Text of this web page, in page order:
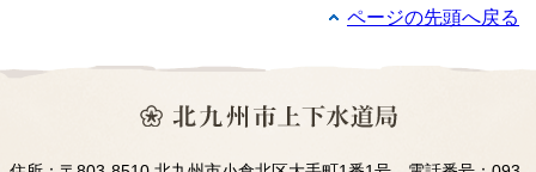
ページの先頭へ戻る